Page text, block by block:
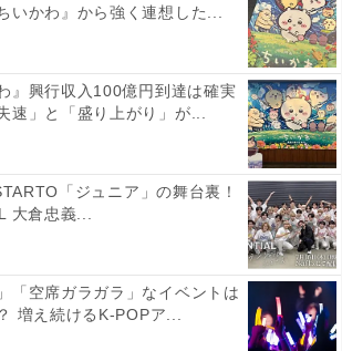
難所の区間を担った4年生4名が卒業し
は選手層が厚く、この中からの台頭に
です。小原拓未選手、神戸駿介選手
根駅伝予選会を経験しており、ハー
手、佐藤敏也選手（ともに3年）のラ
次回大会。6区に坪井慧選手（3年）の
、大黒柱だった坂東悠汰選手（4年）
いかわ』から強く連想した...
』興行収入100億円到達は確実
速」と「盛り上がり」が...
「ジュニア」の舞台裏！
大倉忠義...
「空席ガラガラ」なイベントは
増え続けるK-POPア...